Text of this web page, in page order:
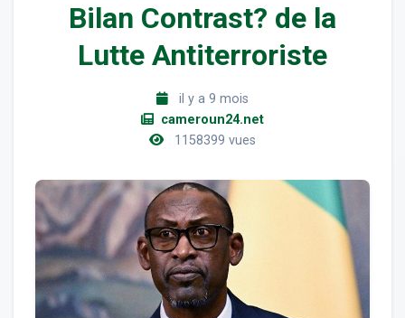
Bilan Contrast? de la
Lutte Antiterroriste
il y a 9 mois
cameroun24.net
1158399 vues